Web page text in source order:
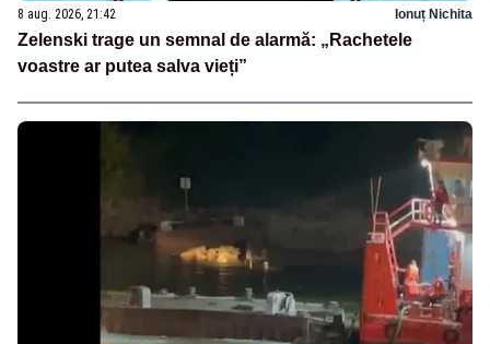
8 aug. 2026, 21:42 Ionuț Nichita
Zelenski trage un semnal de alarmă: „Rachetele
voastre ar putea salva vieți”